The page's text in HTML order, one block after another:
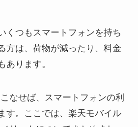
くつもスマートフォンを持ち
方は、荷物が減ったり、料金
あります。
なせば、スマートフォンの利
す。ここでは、楽天モバイル